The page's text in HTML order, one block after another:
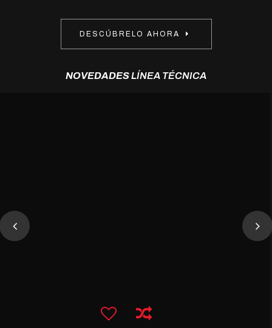
DESCÚBRELO AHORA
NOVEDADESLÍNEA TÉCNICA